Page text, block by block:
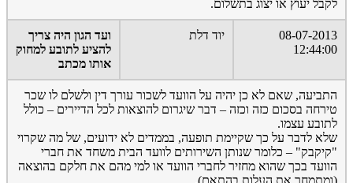
לקבל יעוץ או יצוג בתשלום.
08-07-2013
12:44:00
יוד דלת
ועד הגון היה צריך
להציע לתובע למחוק
אותו מכתב
התביעה, שאם לא כן יהיה על הוועד לשכור עורך דין ולשלם לו שכר
טירחה בסכום כזה וכזה – דבר שיגרום להוצאות לכל הדיירים – כולל
לתובע עצמו.
שלא לדבר על כך שקיימת תופעה, בממדים לא ידועים, של מה שקרוי
"קיקבק" – כלומר שנותן השירותים לוועד הבית משחד את חברי
הוועד בכך שהוא מחזיר לחברי הוועד או למי מהם את חלקם בהוצאה
(ומתמחר את העלות בהתאם).